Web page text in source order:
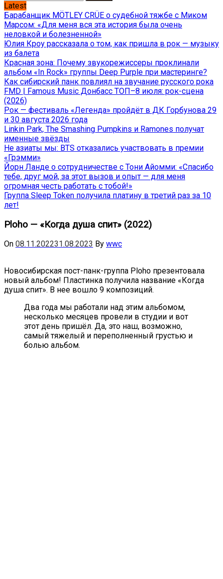
Latest
Барабанщик MÖTLEY CRÜE о судебной тяжбе с Миком
Марсом: «Для меня вся эта история была очень
неловкой и болезненной»
Юлия Кроу рассказала о том, как пришла в рок — музыку
из балета
Красная зона: Почему звукорежиссеры проклинали
альбом «In Rock» группы Deep Purple при мастеринге?
Как сибирский панк повлиял на звучание русского рока
FMD | Famous Music Донбасс ТОП–8 июля: рок-сцена
(2026)
Рок — фестиваль «Легенда» пройдёт в ДК Горбунова 29
и 30 августа 2026 года
Linkin Park, The Smashing Pumpkins и Ramones получат
именные звёзды
Не азиаты мы: BTS отказались участвовать в премии
«Грэмми»
Йорн Ланде о сотрудничестве с Тони Айомми: «Спасибо
тебе, друг мой, за этот вызов и опыт — для меня
огромная честь работать с тобой!»
Группа Sleep Token получила платину в третий раз за 10
лет!
Ploho — «Когда душа спит» (2022)
On 08.11.202231.08.2023 By wwc
Новосибирская пост-панк-группа Ploho презентовала
новый альбом! Пластинка получила название «Когда
душа спит». В нее вошло 9 композиций.
Два года мы работали над этим альбомом,
несколько месяцев провели в студии и вот
этот день пришёл. Да, это наш, возможно,
самый тяжелый и переполненный грустью и
болью альбом.